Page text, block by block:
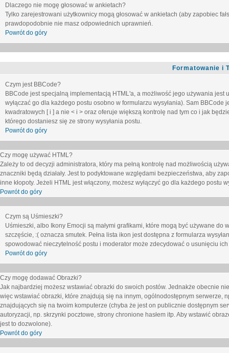
Dlaczego nie mogę głosować w ankietach?
Tylko zarejestrowani użytkownicy mogą głosować w ankietach (aby zapobiec
prawdopodobnie nie masz odpowiednich uprawnień.
Powrót do góry
Formatowanie i
Czym jest BBCode?
BBCode jest specjalną implementacją HTML'a, a możliwość jego używania
wyłączać go dla każdego postu osobno w formularzu wysyłania). Sam
kwadratowych [ i ] a nie < i > oraz oferuje większą kontrolę nad tym co i jak
którego dostaniesz się ze strony wysyłania postu.
Powrót do góry
Czy mogę używać HTML?
Zależy to od decyzji administratora, który ma pełną kontrolę nad możliwością
znaczniki będą działały. Jest to podyktowane względami bezpieczeństwa, aby
inne kłopoty. Jeżeli HTML jest włączony, możesz wyłączyć go dla każdego
Powrót do góry
Czym są Uśmieszki?
Uśmieszki, albo Ikony Emocji są małymi grafikami, które mogą być używane
szczęście, :( oznacza smutek. Pełna lista ikon jest dostępna z formularza
spowodować nieczytelność postu i moderator może zdecydować o usunięciu ich
Powrót do góry
Czy mogę dodawać Obrazki?
Jak najbardziej możesz wstawiać obrazki do swoich postów. Jednakże obecnie
więc wstawiać obrazki, które znajdują się na innym, ogólnodostępnym serwerze,
znajdujących się na twoim komputerze (chyba że jest on publicznie dostępnym
autoryzacji, np. skrzynki pocztowe, strony chronione hasłem itp. Aby wstawić
jest to dozwolone).
Powrót do góry